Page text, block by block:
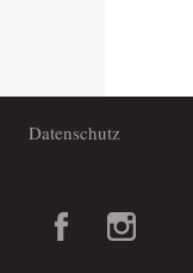
Datenschutz